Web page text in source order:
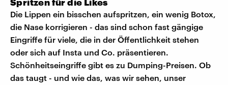
Die Lippen ein bisschen aufspritzen, ein wenig Botox,
die Nase korrigieren - das sind schon fast gängige
Eingriffe für viele, die in der Öffentlichkeit stehen
oder sich auf Insta und Co. präsentieren.
Schönheitseingriffe gibt es zu Dumping-Preisen. Ob
das taugt - und wie das, was wir sehen, unser